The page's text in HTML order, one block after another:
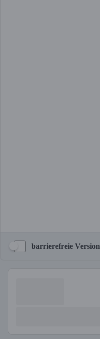
barrierefreie Version